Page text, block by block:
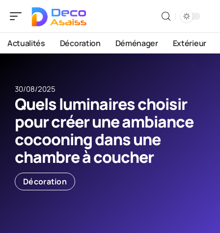
Actualités Décoration Déménager Extérieur
30/08/2025
Quels luminaires choisir
pour créer une ambiance
cocooning dans une
chambre à coucher
Décoration